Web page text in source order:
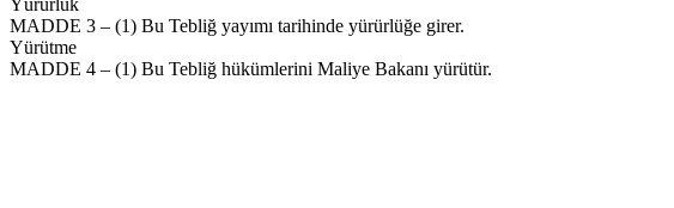
Yürürlük
MADDE 3 – (1) Bu Tebliğ yayımı tarihinde yürürlüğe girer.
Yürütme
MADDE 4 – (1) Bu Tebliğ hükümlerini Maliye Bakanı yürütür.